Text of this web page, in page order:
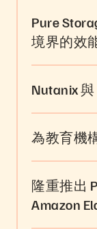
Pure
境界的效
Nutanix
為教育機
隆重推出
Amazon